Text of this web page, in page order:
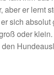
2021
aber er lernt
sich
oder